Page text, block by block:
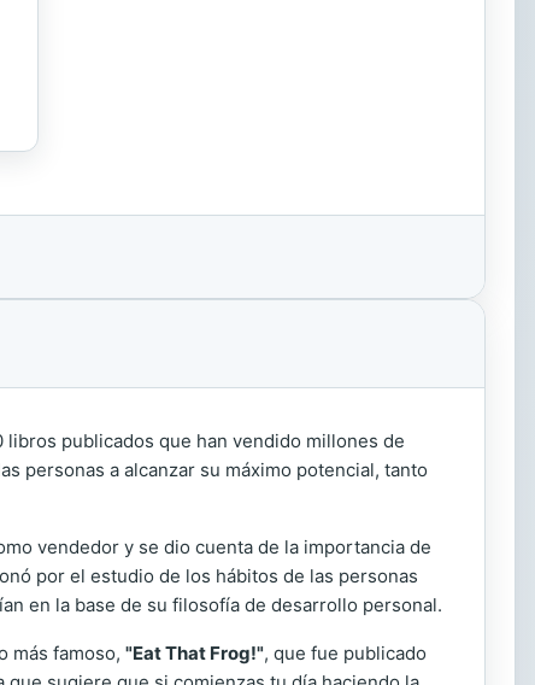
publicados que han vendido millones de
personas a alcanzar su máximo potencial, tanto
vendedor y se dio cuenta de la importancia de
por el estudio de los hábitos de las personas
en la base de su filosofía de desarrollo personal.
más famoso, "Eat That Frog!", que fue publicado